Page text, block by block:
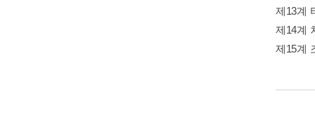
제13계
제14계
제15계